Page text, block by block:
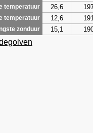
temperatuur 26,6
temperatuur 12,6
zonduur 15,1